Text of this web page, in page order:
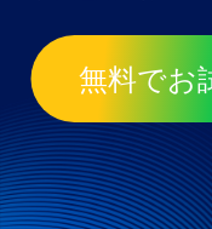
無料でお